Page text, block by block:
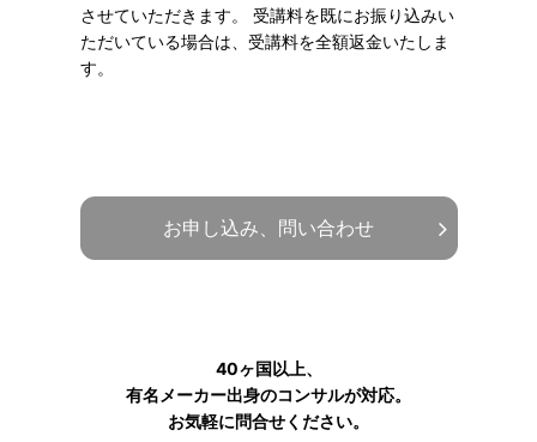
させていただきます。 受講料を既にお振り込みい
ただいている場合は、受講料を全額返金いたしま
す。
お申し込み、問い合わせ
40ヶ国以上、
有名メーカー出身のコンサルが対応。
お気軽に問合せください。